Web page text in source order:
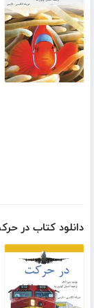
دانلود کتاب در